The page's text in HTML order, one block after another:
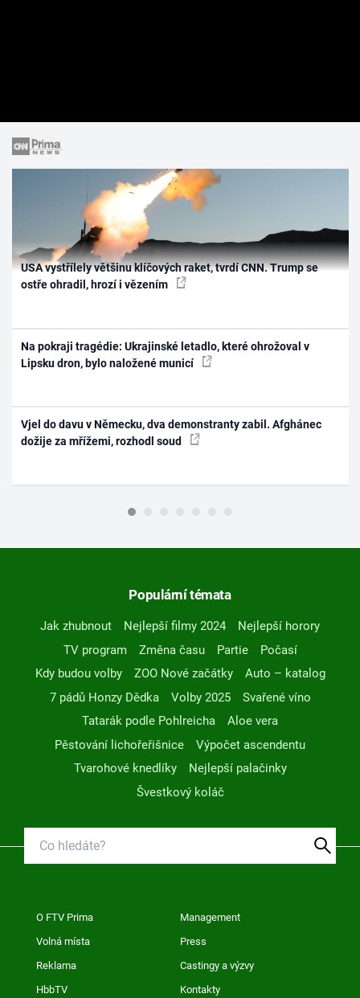
USA vystřílely většinu klíčových raket, tvrdí CNN. Trump se
ostře ohradil, hrozí i vězením
Na pokraji tragédie: Ukrajinské letadlo, které ohrožoval v
Lipsku dron, bylo naložené municí
Vjel do davu v Německu, dva demonstranty zabil. Afghánec
dožije za mřížemi, rozhodl soud
Populární témata
Jak zhubnout Nejlepší filmy 2024
Nejlepší horory
TV program
Změna času Partie
Počasí
Kdy budou volby
ZOO Nové začátky
Auto – katalog
7 pádů Honzy Dědka
Volby 2025
Svařené víno
Tatarák podle Pohlreicha
Aloe vera
Pěstování lichořeřišnice
Výpočet ascendentu
Tvarohové knedlíky
Nejlepší palačinky
Švestkový koláč
O FTV Prima Management
Volná místa Press
Reklama Castingy a výzvy
HbbTV Kontakty